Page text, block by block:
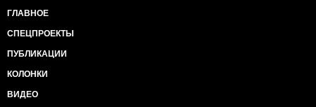
ГЛАВНОЕ
СПЕЦПРОЕКТЫ
ПУБЛИКАЦИИ
КОЛОНКИ
ВИДЕО